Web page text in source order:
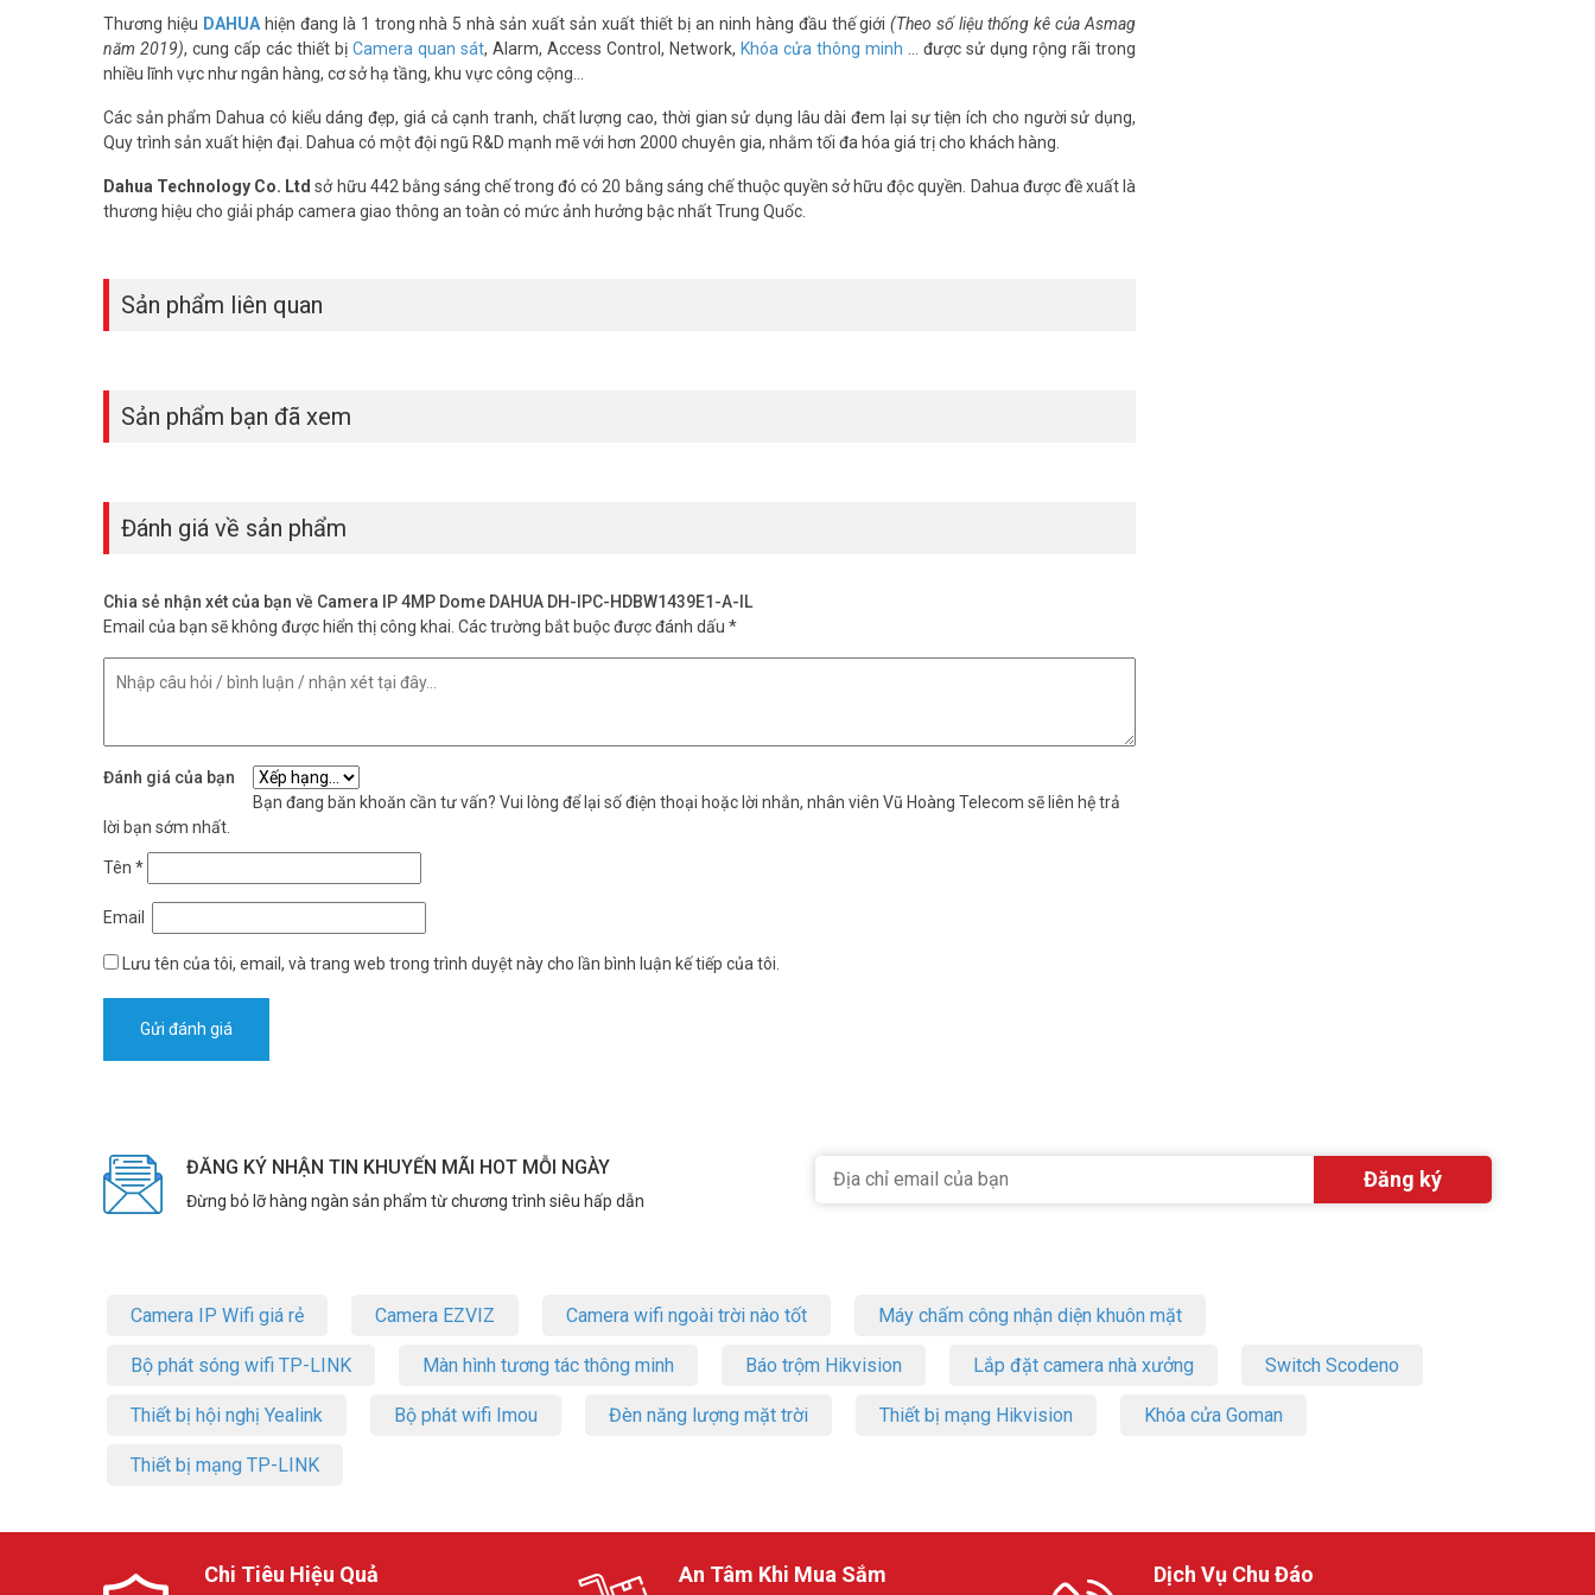
– Chống ngược sáng DWDR, tự động cân bằng trắng (AWB), tự động bù tín hiệu ảnh (AGC), chống ngược sáng(BLC), chống nhiễu (3D-DNR).
– Tích hợp mic
– Chức năng thông minh: Phát hiện con người.
– Hỗ trợ chuẩn ONVIF, Tên miền miễn phí SmartDDNS.TV và P2P
– Phần mềm sử dụng: DMSS, SmartPSS Lite, Dolynk Care
– Chất liệu: Nhựa + kim loại
– Tiêu chuẩn chống nước IP67, chống va đập IK08
– Nguồn cấp: 12 VDC/PoE (802.3af)
– Bảo hành: 36 tháng.
Camera DAHUA DH-IPC-HDBW1439E1-A-IL mang đến giải pháp an ninh giá rẻ với hình ảnh 4MP, mic ghi âm, và đèn ánh sáng ấm. Phù hợp
Thương hiệu DAHUAhiện đang là 1 trong nhà 5 nhà sản xuất sản xuất thiết bị an ninh hàng đầu thế giới(Theo số liệu thống kê của Asmag
năm 2019), cung cấp các thiết bị Camera quan sát, Alarm, Access Control, Network, Khóa cửa thông minh … được sử dụng rộng rãi trong
nhiều lĩnh vực như ngân hàng, cơ sở hạ tầng, khu vực công cộng…
Các sản phẩm Dahua có kiểu dáng đẹp, giá cả cạnh tranh, chất lượng cao, thời gian sử dụng lâu dài đem lại sự tiện ích cho người sử dụng,
Quy trình sản xuất hiện đại. Dahua có một đội ngũ R&D mạnh mẽ với hơn 2000 chuyên gia, nhằm tối đa hóa giá trị cho khách hàng.
Dahua Technology Co. Ltd sở hữu 442 bằng sáng chế trong đó có 20 bằng sáng chế thuộc quyền sở hữu độc quyền. Dahua được đề xuất là
thương hiệu cho giải pháp camera giao thông an toàn có mức ảnh hưởng bậc nhất Trung Quốc.
Sản phẩm liên quan
Sản phẩm bạn đã xem
Đánh giá về sản phẩm
Chia sẻ nhận xét của bạn về Camera IP 4MP Dome DAHUA DH-IPC-HDBW1439E1-A-IL
Email của bạn sẽ không được hiển thị công khai. Các trường bắt buộc được đánh dấu *
Đánh giá của bạn
Bạn đang băn khoăn cần tư vấn? Vui lòng để lại số điện thoại hoặc lời nhắn, nhân viên Vũ Hoàng Telecom sẽ liên hệ trả
lời bạn sớm nhất.
Tên *
Email
Lưu tên của tôi, email, và trang web trong trình duyệt này cho lần bình luận kế tiếp của tôi.
ĐĂNG KÝ NHẬN TIN KHUYẾN MÃI HOT MỖI NGÀY
Đừng bỏ lỡ hàng ngàn sản phẩm từ chương trình siêu hấp dẫn
Camera IP Wifi giá rẻ Camera EZVIZ Camera wifi ngoài trời nào tốt Máy chấm công nhận diện khuôn mặt
Bộ phát sóng wifi TP-LINK Màn hình tương tác thông minh Báo trộm Hikvision Lắp đặt camera nhà xưởng Switch Scodeno
Thiết bị hội nghị Yealink Bộ phát wifi Imou Đèn năng lượng mặt trời Thiết bị mạng Hikvision Khóa cửa Goman
Thiết bị mạng TP-LINK
Chi Tiêu Hiệu Quả An Tâm Khi Mua Sắm Dịch Vụ Chu Đáo